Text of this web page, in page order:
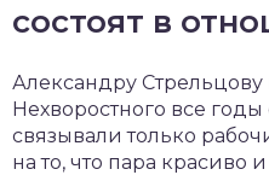
состоят в
Александру
Нехворостного все годы
связывали только
на то, что пара красиво